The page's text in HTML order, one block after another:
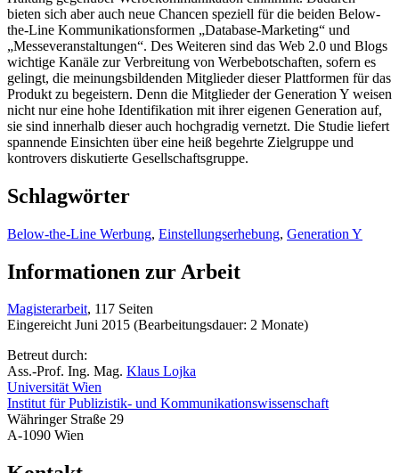
bieten sich aber auch neue Chancen speziell für die beiden Below-
the-Line Kommunikationsformen „Database-Marketing“ und
„Messeveranstaltungen“. Des Weiteren sind das Web 2.0 und Blogs
wichtige Kanäle zur Verbreitung von Werbebotschaften, sofern es
gelingt, die meinungsbildenden Mitglieder dieser Plattformen für das
Produkt zu begeistern. Denn die Mitglieder der Generation Y weisen
nicht nur eine hohe Identifikation mit ihrer eigenen Generation auf,
sie sind innerhalb dieser auch hochgradig vernetzt. Die Studie liefert
spannende Einsichten über eine heiß begehrte Zielgruppe und
kontrovers diskutierte Gesellschaftsgruppe.
Schlagwörter
Below-the-Line Werbung, Einstellungserhebung, Generation Y
Informationen zur Arbeit
Magisterarbeit, 117 Seiten
Eingereicht Juni 2015 (Bearbeitungsdauer: 2 Monate)
Betreut durch:
Ass.-Prof. Ing. Mag. Klaus Lojka
Universität Wien
Institut für Publizistik- und Kommunikationswissenschaft
Währinger Straße 29
A-1090 Wien